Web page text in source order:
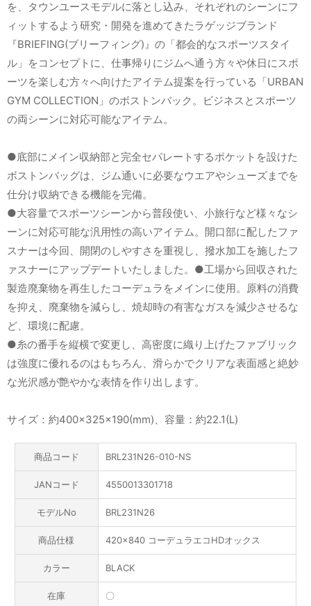
を、タウンユースモデルに落とし込み、それぞれのシーンにフ
ィットするよう研究・開発を進めてきたラゲッジブランド
『BRIEFING(ブリーフィング)』の「都会的なスポーツスタイ
ル」をコンセプトに、仕事帰りにジムへ通う方々や休日にスポ
ーツを楽しむ方々へ向けたアイテム提案を行っている「URBAN
GYM COLLECTION」のボストンバック。ビジネスとスポーツ
の両シーンに対応可能なアイテム。
●底部にメイン収納部と完全セパレートするポケットを設けた
ボストンバッグは、ジム通いに必要なウエアやシューズまでを
仕分け収納できる機能を完備。
●大容量でスポーツシーンから普段使い、小旅行など様々なシ
ーンに対応可能な汎用性の高いアイテム。開口部に配したファ
スナーは今回、開閉のしやすさを重視し、撥水加工を施したフ
ァスナーにアップデートいたしました。●工場から回収された
製造廃棄物を再生したコーデュラをメインに使用。原料の消費
を抑え、廃棄物を減らし、焼却時の有害なガスを減少させるな
ど、環境に配慮。
●糸の番手を縦横で変更し、高密度に織り上げたファブリック
は強度に優れるのはもちろん、滑らかでクリアな表面感と絶妙
な光沢感が艶やかな表情を作り出します。
サイズ：約400×325×190(mm)、容量：約22.1(L)
商品コード BRL231N26-010-NS
JANコード 4550013301718
モデルNo BRL231N26
商品仕様 420×840 コーデュラエコHDオックス
カラー BLACK
在庫 〇